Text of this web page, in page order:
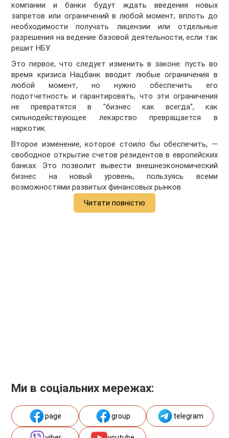
компании и банки будут ждать введения новых
запретов или ограничений в любой момент, вплоть до
необходимости получать лицензии или отдельные
разрешения на ведение базовой деятельности, если так
решит НБУ.
Это первое, что следует изменить в законе: пусть во
время кризиса Нацбанк вводит любые ограничения в
любой момент, но нужно обеспечить его
подотчетность и гарантировать, что эти ограничения
не превратятся в "бизнес как всегда", как
сильнодействующее лекарство превращается в
наркотик.
Второе изменение, которое стоило бы обеспечить, —
свободное открытие счетов резидентов в европейских
банках. Это позволит вывести внешнеэкономический
бизнес на новый уровень, пользуясь всеми
возможностями развитых финансовых рынков.
Читати повністю
Ми в соціальних мережах:
page group telegram